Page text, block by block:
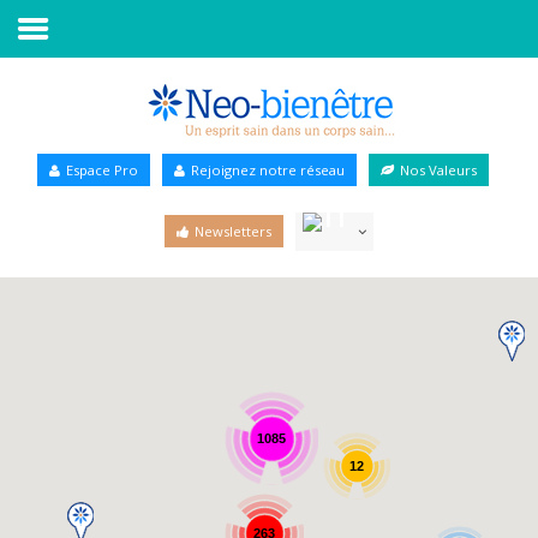
Annuaire Bien-être
Espace Pro Rejoignez notre réseau Nos Valeurs
Newsletters
1085
263
12